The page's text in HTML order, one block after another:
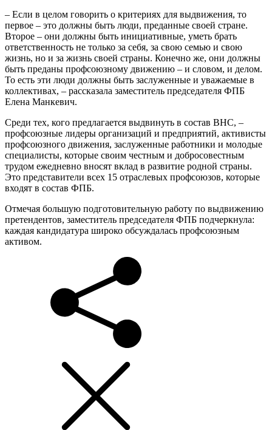
– Если в целом говорить о критериях для выдвижения, то
первое – это должны быть люди, преданные своей стране.
Второе – они должны быть инициативные, уметь брать
ответственность не только за себя, за свою семью и свою
жизнь, но и за жизнь своей страны. Конечно же, они должны
быть преданы профсоюзному движению – и словом, и делом.
То есть эти люди должны быть заслуженные и уважаемые в
коллективах, – рассказала заместитель председателя ФПБ
Елена Манкевич.
Среди тех, кого предлагается выдвинуть в состав ВНС, –
профсоюзные лидеры организаций и предприятий, активисты
профсоюзного движения, заслуженные работники и молодые
специалисты, которые своим честным и добросовестным
трудом ежедневно вносят вклад в развитие родной страны.
Это представители всех 15 отраслевых профсоюзов, которые
входят в состав ФПБ.
Отмечая большую подготовительную работу по выдвижению
претендентов, заместитель председателя ФПБ подчеркнула:
каждая кандидатура широко обсуждалась профсоюзным
активом.